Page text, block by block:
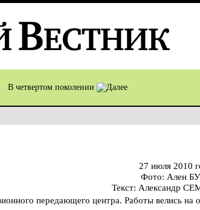
В четвертом поколении
27 июля 2010
Фото: Ален
Текст: Александр
передающего центра. Работы велись на